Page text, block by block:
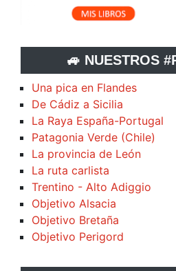
🚙 NUESTROS
Una pica en Flandes
De Cádiz a Sicilia
La Raya España-Portugal
Patagonia Verde (Chile)
La provincia de León
La ruta carlista
Trentino - Alto Adiggio
Objetivo Alsacia
Objetivo Bretaña
Objetivo Perigord